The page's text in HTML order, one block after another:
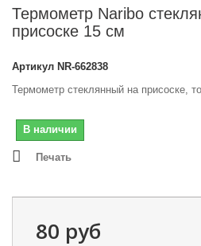
Термометр Naribo
присоске 15 см
Артикул NR-662838
Термометр стеклянный на присоске,
В наличии
Печать
80 руб